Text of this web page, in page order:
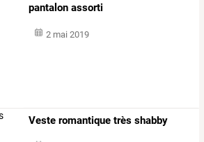
pantalon assorti
2 mai 2019
Veste romantique très shabby